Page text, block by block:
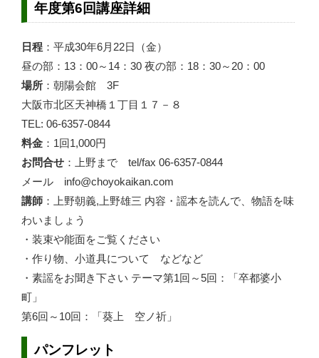
年度第6回講座詳細
日程 ：平成30年6月22日（金）
昼の部：13：00～14：30 夜の部：18：30～20：00
場所 ：朝陽会館 3F
大阪市北区天神橋１丁目１７－８
TEL: 06-6357-0844
料金 ：1回1,000円
お問合せ ：上野まで tel/fax 06-6357-0844
メール info@choyokaikan.com
講師 ：上野朝義,上野雄三 内容・謡本を読んで、物語を味
わいましょう
・装束や能面をご覧ください
・作り物、小道具について などなど
・素謡をお聞き下さい テーマ第1回～5回：「卒都婆小
町」
第6回～10回：「葵上 空ノ祈」
パンフレット